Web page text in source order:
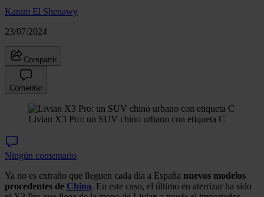
Karam El Shenawy
23/07/2024
Compartir
Comentar
Livian X3 Pro: un SUV chino urbano con etiqueta C
Ningún comentario
Ya no es extraño que lleguen cada día a España nuevos modelos
procedentes de China. En este caso, el último en aterrizar ha sido